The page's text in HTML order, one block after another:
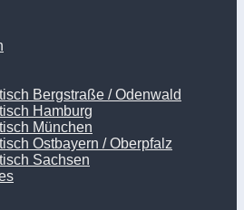
Bergstraße / Odenwald
Hamburg
München
Ostbayern / Oberpfalz
Sachsen